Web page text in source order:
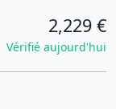
2,229 €
Vérifié aujourd'hui